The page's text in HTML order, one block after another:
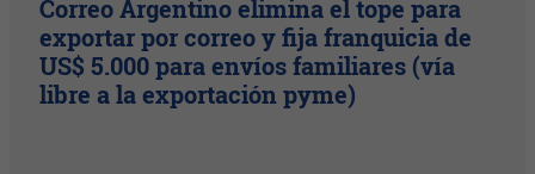
Correo Argentino elimina el tope para
exportar por correo y fija franquicia de
US$ 5.000 para envíos familiares (vía
libre a la exportación pyme)